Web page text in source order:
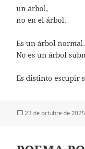
un árbol,
no en el árbol.
Es un árbol normal.
No es un árbol
Es distinto escupir
Publicado
23 de octubre de 2025